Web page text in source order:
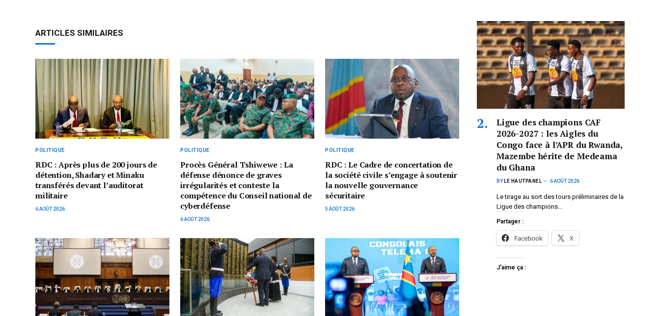
ARTICLES SIMILAIRES
POLITIQUE
RDC : Après plus de 200 jours de
détention, Shadary et Minaku
transférés devant l’auditorat
militaire
6 AOÛT 2026
POLITIQUE
Procès Général Tshiwewe : La
défense dénonce de graves
irrégularités et conteste la
compétence du Conseil national de
cyberdéfense
6 AOÛT 2026
POLITIQUE
RDC : Le Cadre de concertation de
la société civile s’engage à soutenir
la nouvelle gouvernance
sécuritaire
5 AOÛT 2026
Ligue des champions CAF
2026-2027 : les Aigles du
Congo face à l’APR du Rwanda,
Mazembe hérite de Medeama
du Ghana
BY LE HAUTPANEL 6 AOÛT 2026
Le tirage au sort des tours préliminaires de la
Ligue des champions…
Partager :
Facebook X
J’aime ça :